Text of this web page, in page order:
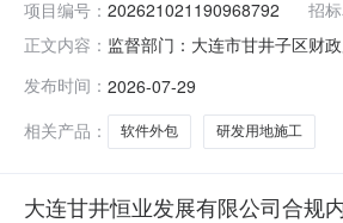
项目编号： 202621021190968792 招
正文内容： 监督部门：大连市甘井子区财
质：依法必须招标的项目招标
发布时间： 2026-07-29
相关产品：
软件外包 研发用地施工
大连甘井恒业发展有限公司合规